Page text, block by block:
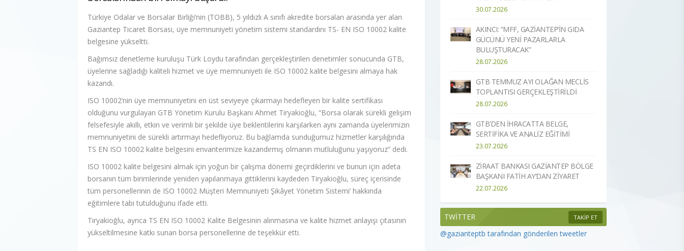
Türkiye Odalar ve Borsalar Birliği’nin (TOBB), 5 yıldızlı A sınıfı akredite borsaları arasında yer alan
Gaziantep Ticaret Borsası, üye memnuniyeti yönetim sistemi standardını TS- EN ISO 10002 kalite
belgesine yükseltti.
Bağımsız denetleme kuruluşu Türk Loydu tarafından gerçekleştirilen denetimler sonucunda GTB,
üyelerine sağladığı kaliteli hizmet ve üye memnuniyeti ile ISO 10002 kalite belgesini almaya hak
kazandı.
ISO 10002’nin üye memnuniyetini en üst seviyeye çıkarmayı hedefleyen bir kalite sertifikası
olduğunu vurgulayan GTB Yönetim Kurulu Başkanı Ahmet Tiryakioğlu, “Borsa olarak sürekli gelişim
felsefesiyle akıllı, etkin ve verimli bir şekilde üye beklentilerini karşılarken aynı zamanda üyelerimizin
memnuniyetini de sürekli artırmayı hedefliyoruz. Bu bağlamda sunduğumuz hizmetler karşılığında
TS EN ISO 10002 kalite belgesini envanterimize kazandırmış olmanın mutluluğunu yaşıyoruz” dedi.
ISO 10002 kalite belgesini almak için yoğun bir çalışma dönemi geçirdiklerini ve bunun için adeta
borsanın tüm birimlerinde yeniden yapılanmaya gittiklerini kaydeden Tiryakioğlu, süreç içerisinde
tüm personellerinin de ISO 10002 Müşteri Memnuniyeti Şikâyet Yönetim Sistemi’ hakkında
eğitimlere tabi tutulduğunu ifade etti.
Tiryakioğlu, ayrıca TS EN ISO 10002 Kalite Belgesinin alınmasına ve kalite hizmet anlayışı çıtasının
yükseltilmesine katkı sunan borsa personellerine de teşekkür etti.
30.07.2026
AKINCI: “MFF, GAZİANTEP’İN GIDA
GÜCÜNÜ YENİ PAZARLARLA
BULUŞTURACAK”
28.07.2026
GTB TEMMUZ AYI OLAĞAN MECLİS
TOPLANTISI GERÇEKLEŞTİRİLDİ
28.07.2026
GTB’DEN İHRACATTA BELGE,
SERTİFİKA VE ANALİZ EĞİTİMİ
23.07.2026
ZİRAAT BANKASI GAZİANTEP BÖLGE
BAŞKANI FATİH AY’DAN ZİYARET
22.07.2026
TWİTTER TAKİP ET
@gazianteptb tarafından gönderilen tweetler